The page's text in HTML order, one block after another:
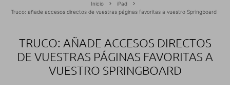
Inicio
iPad
Truco: añade accesos directos de vuestras páginas favoritas a vuestro Springboard
TRUCO: AÑADE ACCESOS DIRECTOS
DE VUESTRAS PÁGINAS FAVORITAS A
VUESTRO SPRINGBOARD